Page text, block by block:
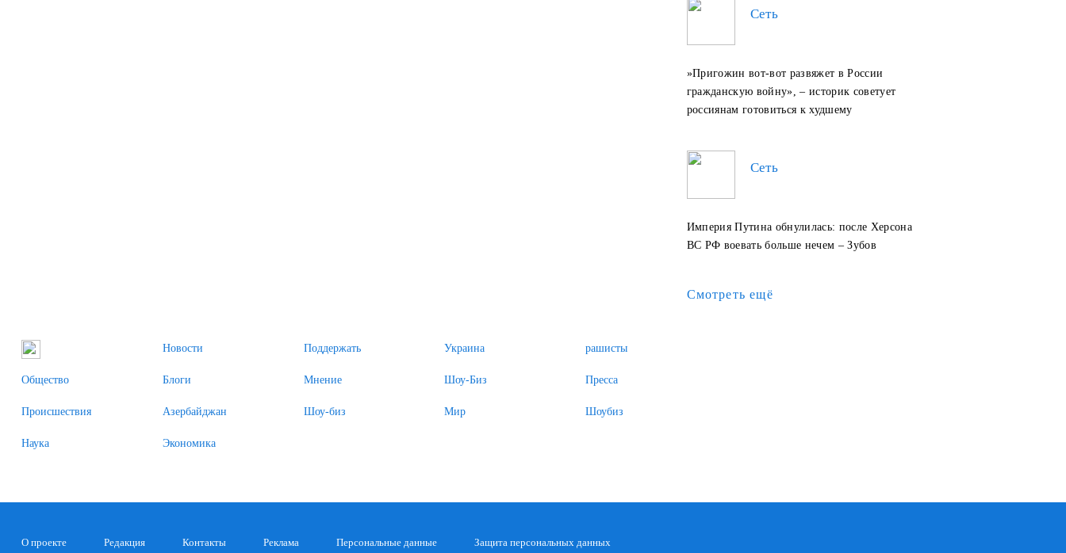
Сеть
​»Пригожин вот-вот развяжет в России
гражданскую войну», – историк советует
россиянам готовиться к худшему
Сеть
Империя Путина обнулилась: после Херсона
ВС РФ воевать больше нечем – Зубов
Смотреть ещё
Новости Поддержать Украина рашисты
Общество Блоги Мнение Шоу-Биз Пресса
Происшествия Азербайджан Шоу-биз Мир Шоубиз
Наука Экономика
О проекте Редакция Контакты Реклама Персональные данные Защита персональных данных